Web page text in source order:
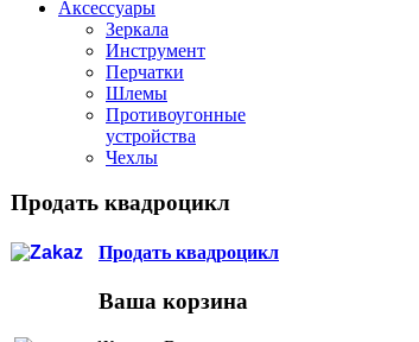
Аксессуары
Зеркала
Инструмент
Перчатки
Шлемы
Противоугонные
устройства
Чехлы
Продать квадроцикл
Продать квадроцикл
Ваша корзина